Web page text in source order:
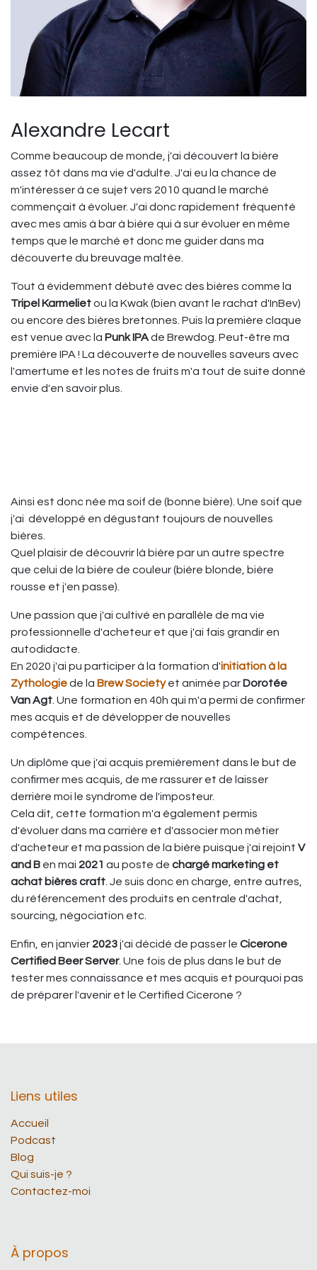
Alexandre Lecart
Comme beaucoup de monde, j'ai découvert la bière
assez tôt dans ma vie d'adulte. J'ai eu la chance de
m'intéresser à ce sujet vers 2010 quand le marché
commençait à évoluer. J'ai donc rapidement fréquenté
avec mes amis à bar à bière qui à sur évoluer en même
temps que le marché et donc me guider dans ma
découverte du breuvage maltée.
Tout à évidemment débuté avec des bières comme la
Tripel Karmelietou la Kwak (bien avant le rachat d'InBev)
ou encore des bières bretonnes. Puis la première claque
est venue avec la Punk IPAde Brewdog. Peut-être ma
première IPA ! La découverte de nouvelles saveurs avec
l'amertume et les notes de fruits m'a tout de suite donné
envie d'en savoir plus.
Ainsi est donc née ma soif de (bonne bière). Une soif que
j'ai développé en dégustant toujours de nouvelles
bières.
Quel plaisir de découvrir là bière par un autre spectre
que celui de la bière de couleur (bière blonde, bière
rousse et j'en passe).
Une passion que j'ai cultivé en parallèle de ma vie
professionnelle d'acheteur et que j'ai fais grandir en
autodidacte.
En 2020 j'ai pu participer à la formation d'initiation à la
Zythologiede la Brew Societyet animée par Dorotée
Van Agt . Une formation en 40h qui m'a permi de confirmer
mes acquis et de développer de nouvelles
compétences.
Un diplôme que j'ai acquis premièrement dans le but de
confirmer mes acquis, de me rassurer et de laisser
derrière moi le syndrome de l'imposteur.
Cela dit, cette formation m'a également permis
d'évoluer dans ma carrière et d'associer mon métier
d'acheteur et ma passion de la bière puisque j'ai rejoint V
and B en mai 2021 au poste de chargé marketing et
achat bières craft . Je suis donc en charge, entre autres,
du référencement des produits en centrale d'achat,
sourcing, négociation etc.
Enfin, en janvier 2023j'ai décidé de passer le Cicerone
Certified Beer Server. Une fois de plus dans le but de
tester mes connaissance et mes acquis et pourquoi pas
de préparer l'avenir et le Certified Cicerone ?
Liens utiles
Accueil
Podcast
Blog​
Qui suis-je ?
Contactez-moi
À propos